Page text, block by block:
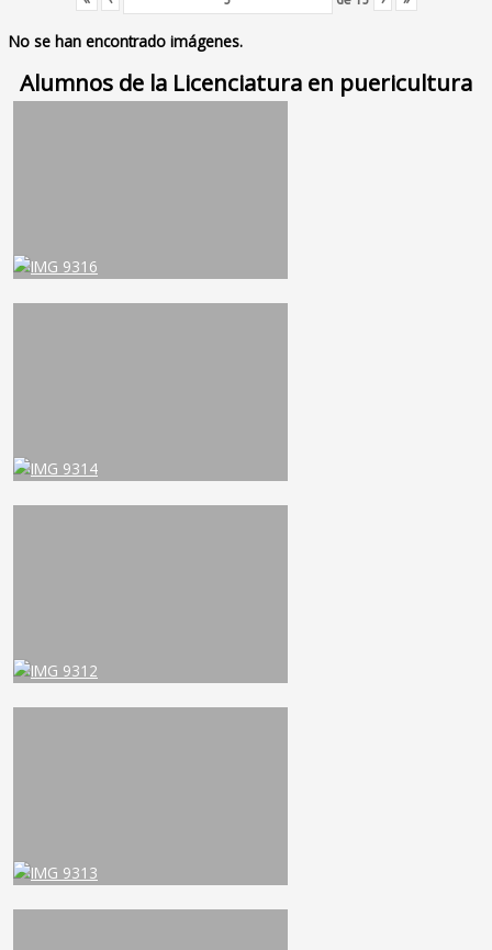
No se han encontrado imágenes.
Alumnos de la Licenciatura en puericultura